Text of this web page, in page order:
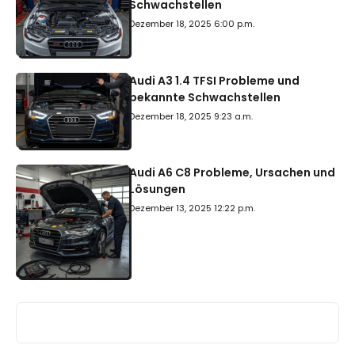
Schwachstellen
Dezember 18, 2025 6:00 p.m.
Audi A3 1.4 TFSI Probleme und
bekannte Schwachstellen
Dezember 18, 2025 9:23 a.m.
Audi A6 C8 Probleme, Ursachen und
Lösungen
Dezember 13, 2025 12:22 p.m.